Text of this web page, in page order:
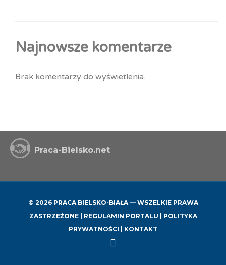
Najnowsze komentarze
Brak komentarzy do wyświetlenia.
Praca-Bielsko.net
© 2026 PRACA BIELSKO-BIAŁA — WSZELKIE PRAWA
ZASTRZEŻONE | REGULAMIN PORTALU
POLITYKA
PRYWATNOŚCI
KONTAKT